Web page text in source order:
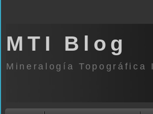
MTI Blog
Mineralogía Topográfica